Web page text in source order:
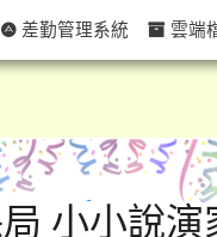
小小說
差勤管理系統 雲端